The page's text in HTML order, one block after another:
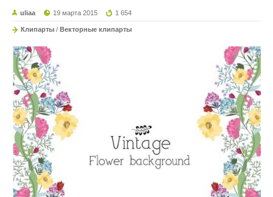
uliaa 19 марта 2015 1 654
Клипарты / Векторные клипарты